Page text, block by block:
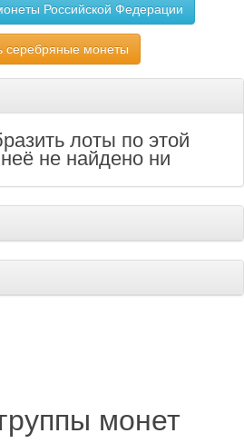
Российской Федерации
серебряные монеты
лоты по этой
не найдено ни
монет